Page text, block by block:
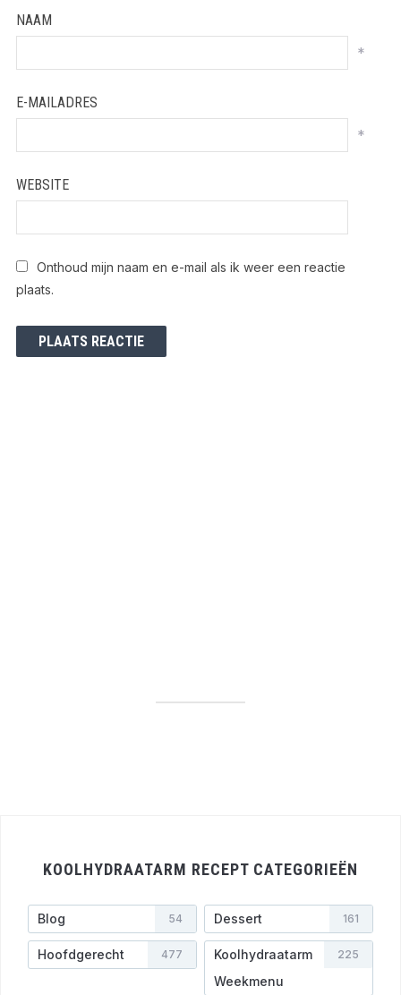
NAAM
*
E-MAILADRES
*
WEBSITE
Onthoud mijn naam en e-mail als ik weer een reactie
plaats.
KOOLHYDRAATARM RECEPT CATEGORIEËN
Blog 54 Dessert 161
Hoofdgerecht 477
Koolhydraatarm
Weekmenu
225